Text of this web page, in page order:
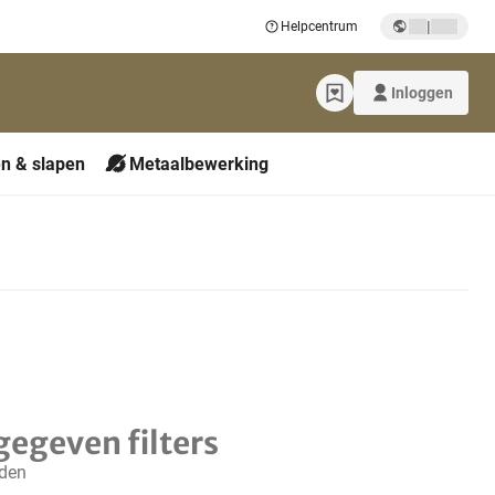
Helpcentrum |
Inloggen
& slapen Metaalbewerking
filters